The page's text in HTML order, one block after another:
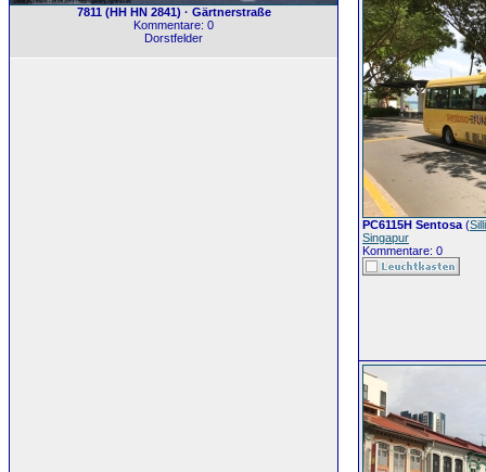
7811 (HH HN 2841) · Gärtnerstraße
Kommentare: 0
Dorstfelder
PC6115H Sentosa (Silli
Singapur
Kommentare: 0